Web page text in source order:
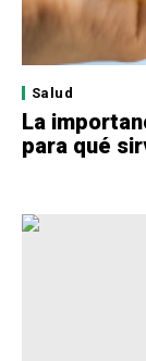
Salud
La
para qué